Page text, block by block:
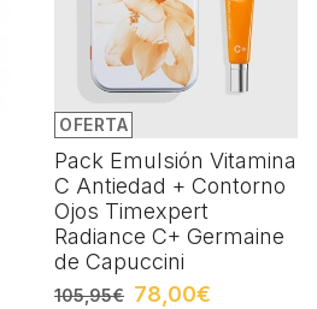
OFERTA
Pack Emulsión Vitamina
C Antiedad + Contorno
Ojos Timexpert
Radiance C+ Germaine
de Capuccini
105,95€ 78,00€